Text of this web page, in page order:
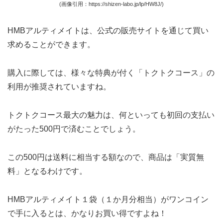
(画像引用：https://shizen-labo.jp/lp/HW8J/)
HMBアルティメイトは、公式の販売サイトを通じて買い
求めることができます。
購入に際しては、様々な特典が付く「トクトクコース」の
利用が推奨されていますね。
トクトクコース最大の魅力は、何といっても初回の支払い
がたった500円で済むことでしょう。
この500円は送料に相当する額なので、商品は「実質無
料」となるわけです。
HMBアルティメイト１袋（１か月分相当）がワンコイン
で手に入るとは、かなりお買い得ですよね！